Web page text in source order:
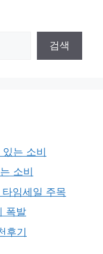
검색
는 소비
소비
임세일 주목
폭발
후기